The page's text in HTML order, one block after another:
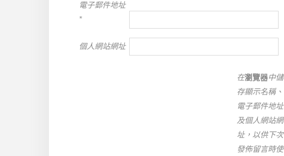
電子郵件地址
*
個人網站網址
在瀏覽器中儲
存顯示名稱、
電子郵件地址
及個人網站網
址，以供下次
發佈留言時使